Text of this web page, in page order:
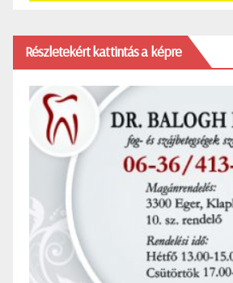
Részletekért kattintás a képre